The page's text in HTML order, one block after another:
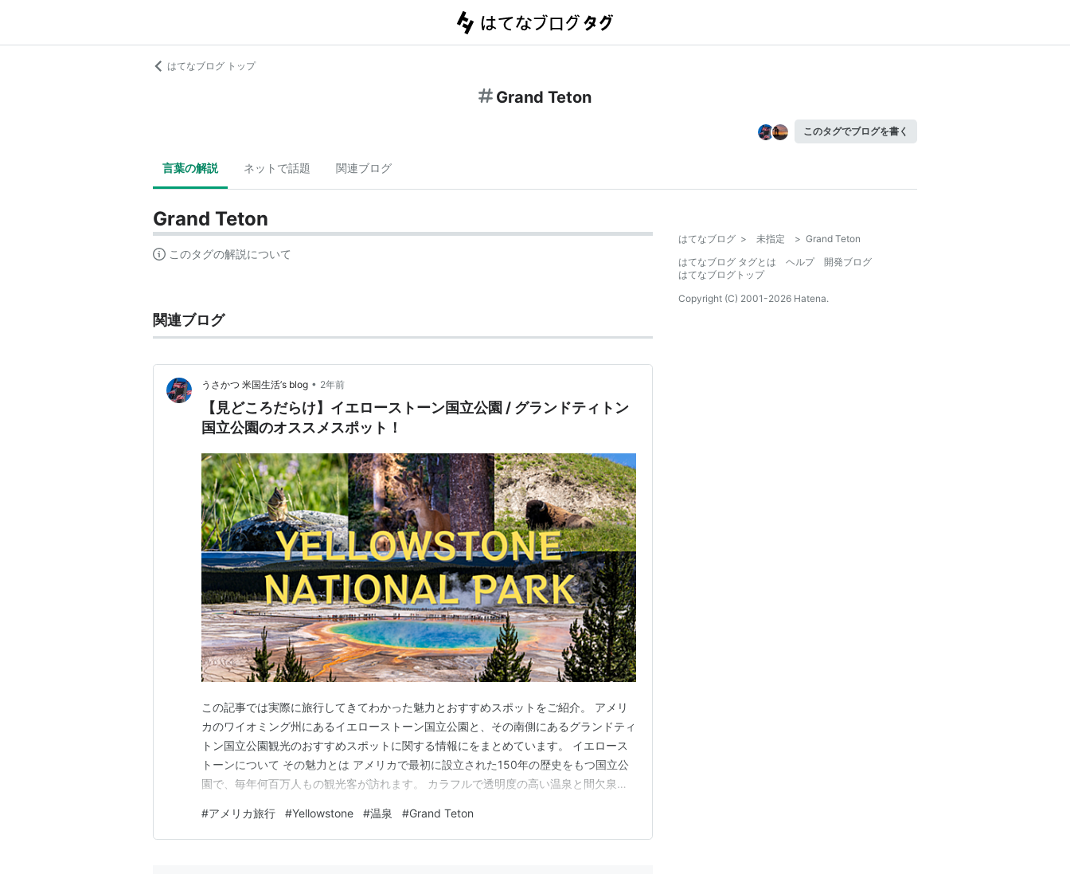
はてなブログ トップ
Grand Teton
このタグでブログを書く
言葉の解説 ネットで話題 関連ブログ
Grand Teton
このタグの解説について
関連ブログ
うさかつ 米国生活’s blog • 2年前
【見どころだらけ】イエローストーン国立公園 / グランドティトン
国立公園のオススメスポット！
この記事では実際に旅行してきてわかった魅力とおすすめスポットをご紹介。 アメリ
カのワイオミング州にあるイエローストーン国立公園と、その南側にあるグランドティ
トン国立公園観光のおすすめスポットに関する情報にをまとめています。 イエロース
トーンについて その魅力とは アメリカで最初に設立された150年の歴史をもつ国立公
園で、毎年何百万人もの観光客が訪れます。 カラフルで透明度の高い温泉と間欠泉が
息を呑むほど美しい大自然と、そこに生息しているバイソンやエルク、ムース、ベアー
などの野生動物を見ることができることが魅力です。 …
#アメリカ旅行 #Yellowstone #温泉 #Grand Teton
はてなブログ > 未指定 > Grand Teton
はてなブログ タグとは
ヘルプ
開発ブログ
はてなブログトップ
Copyright (C) 2001-2026 Hatena.